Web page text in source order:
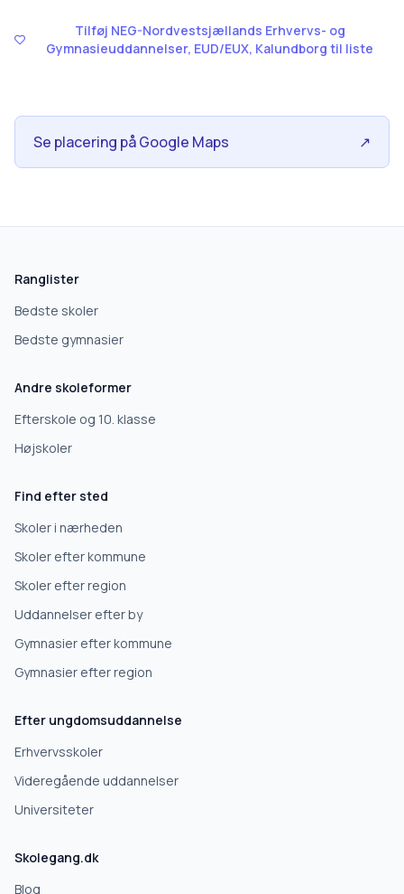
Tilføj NEG-Nordvestsjællands Erhvervs- og
Gymnasieuddannelser, EUD/EUX, Kalundborg til liste
Se placering på Google Maps ↗
Hvad leder du efter?
Vi bruger dit valg til at stille de rigtige spørgsmål.
Grundskole
10. klasse
Erhvervsuddannelse
Højskole
Videregående uddannelse
Deles kun med gymnasier, der matcher det, du søger.
Ranglister
Bedste skoler
Bedste gymnasier
Andre skoleformer
Efterskole og 10. klasse
Højskoler
Find efter sted
Skoler i nærheden
Skoler efter kommune
Skoler efter region
Uddannelser efter by
Gymnasier efter kommune
Gymnasier efter region
Efter ungdomsuddannelse
Erhvervsskoler
Videregående uddannelser
Universiteter
Skolegang.dk
Blog